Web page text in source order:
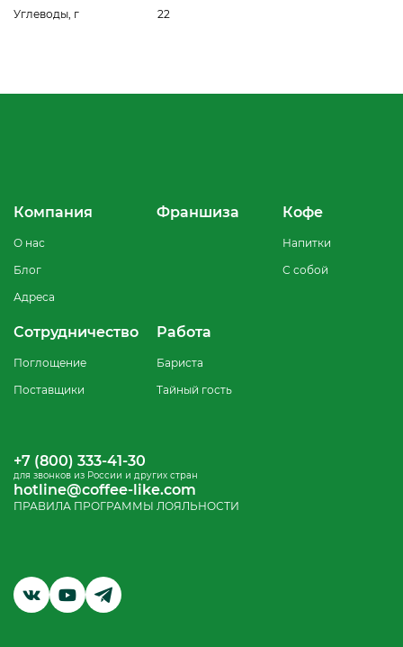
Углеводы, г
22
Компания
О нас
Блог
Адреса
Кофе
Напитки
С собой
Франшиза
Сотрудничество
Поглощение
Поставщики
Работа
Бариста
Тайный гость
+7 (800) 333-41-30
для звонков из России и других стран
hotline@coffee-like.com
ПРАВИЛА ПРОГРАММЫ ЛОЯЛЬНОСТИ